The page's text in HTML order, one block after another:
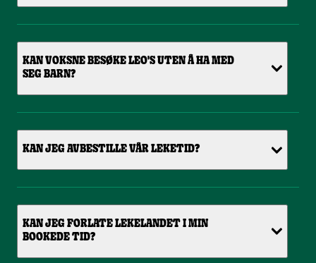
KAN VOKSNE BESØKE LEO'S UTEN Å HA MED
SEG BARN?
KAN JEG AVBESTILLE VÅR LEKETID?
KAN JEG FORLATE LEKELANDET I MIN
BOOKEDE TID?